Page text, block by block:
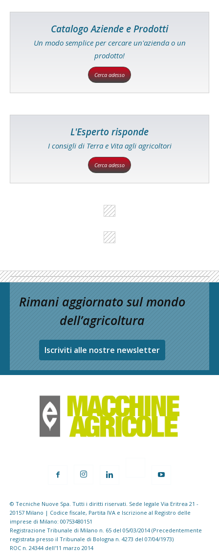
Catalogo Aziende e Prodotti
Un modo semplice per cercare un'azienda o un
prodotto!
Cerca adesso
L'Esperto risponde
I consigli di Terra e Vita agli agricoltori
Cerca adesso
Rimani aggiornato sul mondo
dell’agricoltura
Iscriviti alle nostre newsletter
© Tecniche Nuove Spa. Tutti i diritti riservati. Sede legale Via Eritrea 21 -
20157 Milano | Codice fiscale, Partita IVA e Iscrizione al Registro delle
imprese di Milano: 00753480151
Registrazione Tribunale di Milano n. 65 del 05/03/2014 (Precedentemente
registrata presso il Tribunale di Bologna n. 4273 del 07/04/1973)
ROC n. 24344 dell'11 marzo 2014